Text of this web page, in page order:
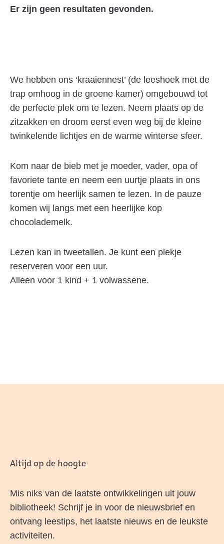
Er zijn geen resultaten gevonden.
We hebben ons ‘kraaiennest’ (de leeshoek met de
trap omhoog in de groene kamer) omgebouwd tot
de perfecte plek om te lezen. Neem plaats op de
zitzakken en droom eerst even weg bij de kleine
twinkelende lichtjes en de warme winterse sfeer.
Kom naar de bieb met je moeder, vader, opa of
favoriete tante en neem een uurtje plaats in ons
torentje om heerlijk samen te lezen. In de pauze
komen wij langs met een heerlijke kop
chocolademelk.
Lezen kan in tweetallen. Je kunt een plekje
reserveren voor een uur.
Alleen voor 1 kind + 1 volwassene.
Altijd op de hoogte
Mis niks van de laatste ontwikkelingen uit jouw
bibliotheek! Schrijf je in voor de nieuwsbrief en
ontvang leestips, het laatste nieuws en de leukste
activiteiten.